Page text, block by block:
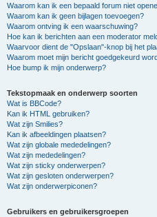
Waarom kan ik een bepaald forum niet
Waarom kan ik geen bijlagen toevoegen?
Waarom ontving ik een waarschuwing?
Hoe kan ik berichten aan een moderator
Waarvoor dient de "Opslaan"-knop bij het
Waarom moet mijn bericht goedgekeurd
Hoe bump ik mijn onderwerp?
Tekstopmaak en onderwerp soorten
Wat is BBCode?
Kan ik HTML gebruiken?
Wat zijn Smilies?
Kan ik afbeeldingen plaatsen?
Wat zijn globale mededelingen?
Wat zijn mededelingen?
Wat zijn sticky onderwerpen?
Wat zijn gesloten onderwerpen?
Wat zijn onderwerpiconen?
Gebruikers en gebruikersgroepen